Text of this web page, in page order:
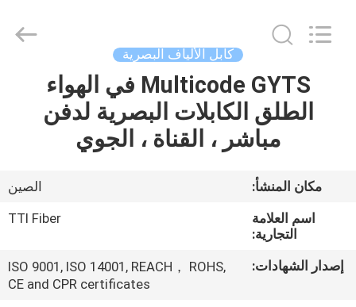
الصفحة
الرئيسية
معلومات
كابل الألياف البصرية
Multicode GYTS في الهواء
الطلق الكابلات البصرية لدفن
مباشر ، القناة ، الجوي
مكان المنشأ:
الصين
اسم العلامة
التجارية:
TTI Fiber
إصدار الشهادات:
ISO 9001, ISO 14001, REACH， ROHS,
CE and CPR certificates